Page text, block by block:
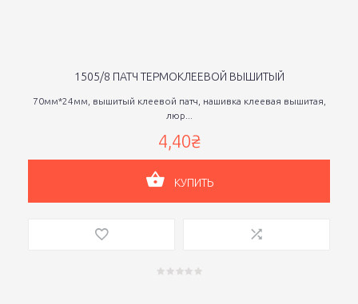
1505/8 ПАТЧ ТЕРМОКЛЕЕВОЙ ВЫШИТЫЙ
70мм*24мм, вышитый клеевой патч, нашивка клеевая вышитая,
люр...
4,40₴
КУПИТЬ